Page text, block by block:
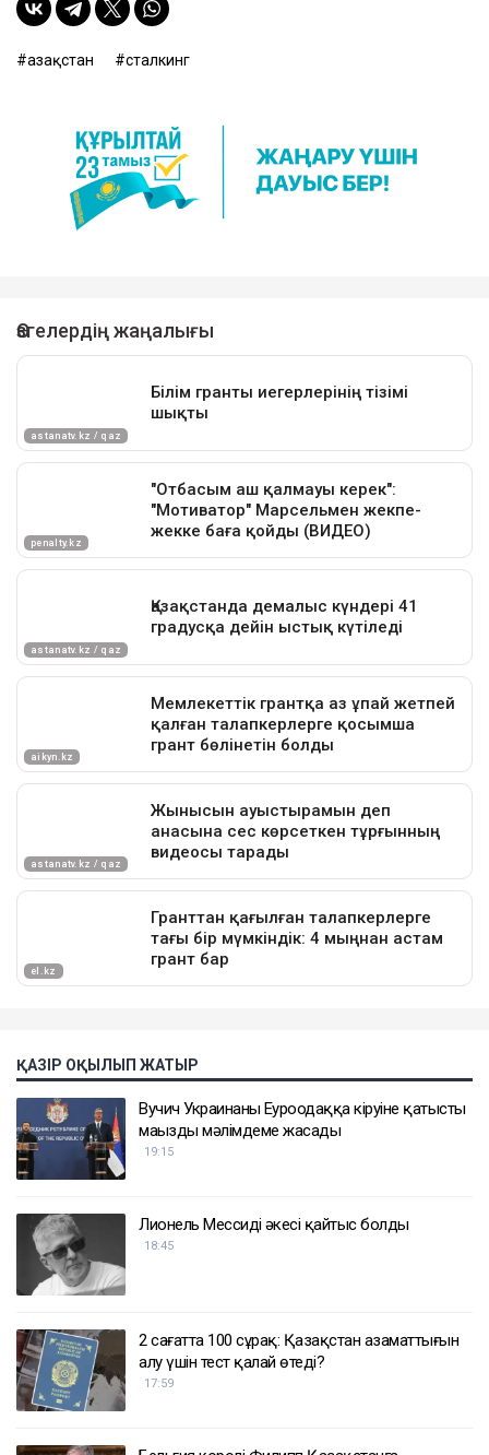
Қазақстан сталкинг
ҚАЗІР ОҚЫЛЫП ЖАТЫР
Вучич Украинаның Еуроодаққа кіруіне қатысты
маңызды мәлімдеме жасады
19:15
Лионель Мессидің әкесі қайтыс болды
18:45
2 сағатта 100 сұрақ: Қазақстан азаматтығын
алу үшін тест қалай өтеді?
17:59